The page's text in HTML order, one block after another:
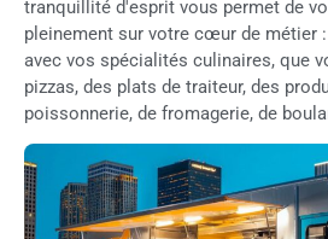
tranquillité d'esprit vous permet de
pleinement sur votre cœur de métier
avec vos spécialités culinaires, que
pizzas, des plats de traiteur, des
poissonnerie, de fromagerie, de